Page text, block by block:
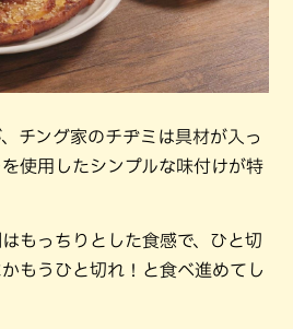
チング家のチヂミは具材が入っ
使用したシンプルな味付けが特
もっちりとした食感で、ひと切
もうひと切れ！と食べ進めてし